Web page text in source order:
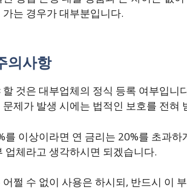
는 경우가 대부분입니다.
의사항
것은 대부업체의 정식 등록 여부입니
제가 발생 시에는 법적인 보호를 전혀
를 이상이라면 연 금리는 20%를 초과
업체라고 생각하시면 되겠습니다.
쩔 수 없이 사용은 하시되, 반드시 이